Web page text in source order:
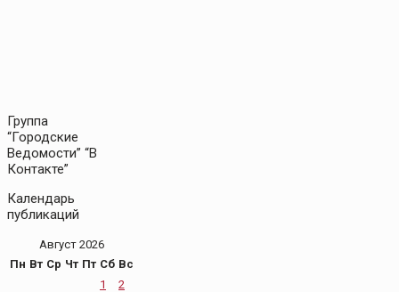
Группа
“Городские
Ведомости” “В
Контакте”
Календарь
публикаций
Август 2026
Пн Вт Ср Чт Пт Сб Вс
1
2